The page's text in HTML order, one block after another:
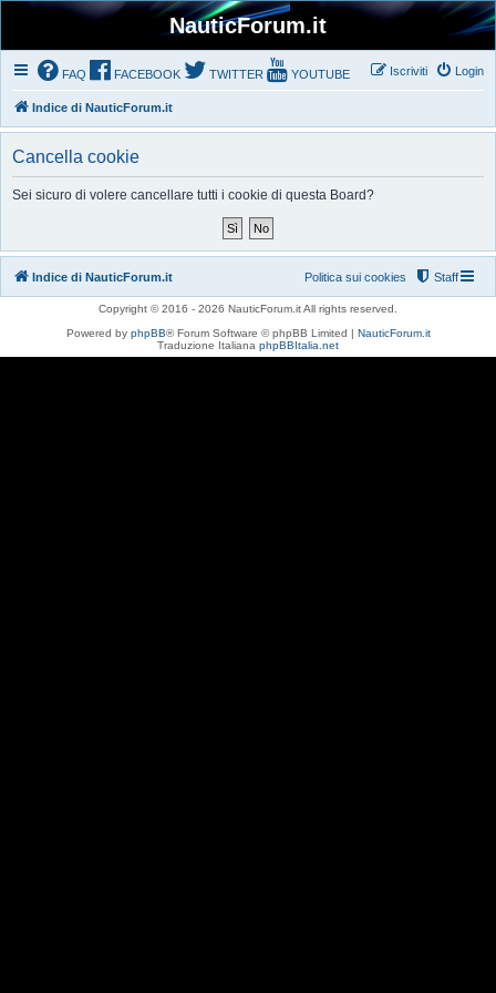
NauticForum.it
FAQ FACEBOOK TWITTER YOUTUBE Login
Iscriviti
Indice di NauticForum.it
Cancella cookie
Sei sicuro di volere cancellare tutti i cookie di questa Board?
Indice di NauticForum.it Staff
Politica sui cookies
Copyright © 2016 - 2026 NauticForum.it All rights reserved.
Powered by phpBB® Forum Software © phpBB Limited | NauticForum.it
Traduzione Italiana phpBBItalia.net